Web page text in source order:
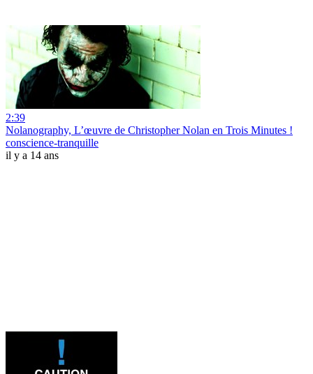
2:39
Nolanography, L’œuvre de Christopher Nolan en Trois Minutes !
conscience-tranquille
il y a 14 ans